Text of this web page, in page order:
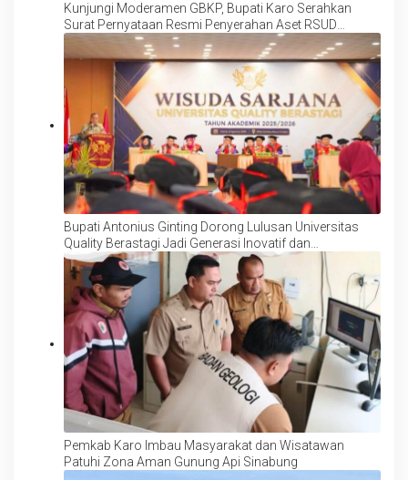
Kunjungi Moderamen GBKP, Bupati Karo Serahkan
Surat Pernyataan Resmi Penyerahan Aset RSUD
Kabanjahe
Bupati Antonius Ginting Dorong Lulusan Universitas
Quality Berastagi Jadi Generasi Inovatif dan
Berintegritas
Pemkab Karo Imbau Masyarakat dan Wisatawan
Patuhi Zona Aman Gunung Api Sinabung